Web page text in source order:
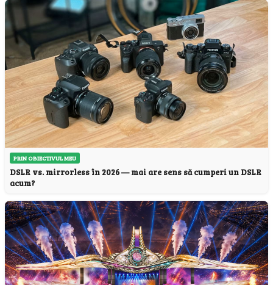
PRIN OBIECTIVUL MEU
DSLR vs. mirrorless în 2026 — mai are sens să cumperi un DSLR
acum?